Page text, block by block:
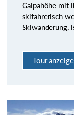
Gaipahöhe mit
skifahrerisch
Skiwanderung,
Tour